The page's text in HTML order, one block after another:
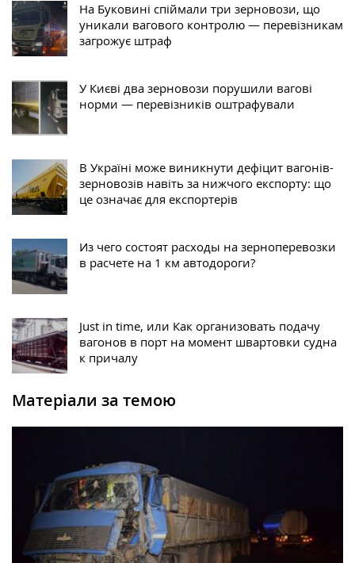
На Буковині спіймали три зерновози, що
уникали вагового контролю — перевізникам
загрожує штраф
У Києві два зерновози порушили вагові
норми — перевізників оштрафували
В Україні може виникнути дефіцит вагонів-
зерновозів навіть за нижчого експорту: що
це означає для експортерів
Из чего состоят расходы на зерноперевозки
в расчете на 1 км автодороги?
Just in time, или Как организовать подачу
вагонов в порт на момент швартовки судна
к причалу
Матеріали за темою